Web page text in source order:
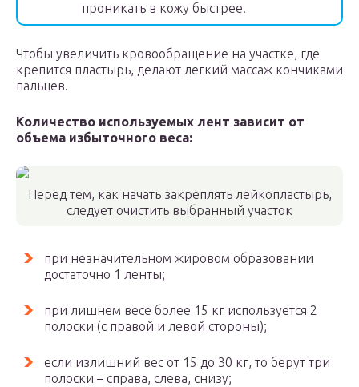
проникать в кожу быстрее.
Чтобы увеличить кровообращение на участке, где
крепится пластырь, делают легкий массаж кончиками
пальцев.
Количество используемых лент зависит от
объема избыточного веса:
Перед тем, как начать закреплять лейкопластырь,
следует очистить выбранный участок
при незначительном жировом образовании
достаточно 1 ленты;
при лишнем весе более 15 кг используется 2
полоски (с правой и левой стороны);
если излишний вес от 15 до 30 кг, то берут три
полоски – справа, слева, снизу;